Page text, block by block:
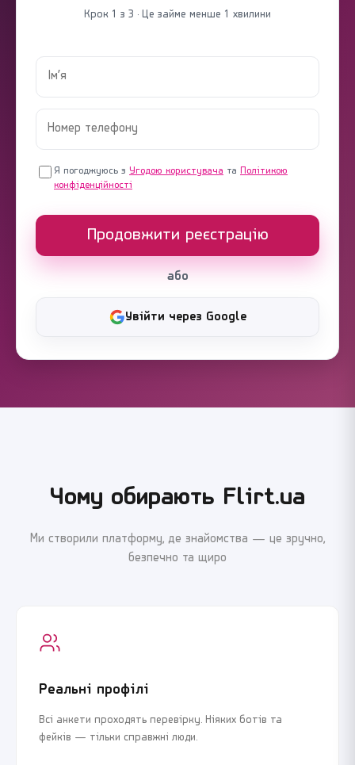
Крок 1 з 3 · Це займе менше 1 хвилини
Я погоджуюсь з Угодою користувача та Політикою
конфіденційності
Продовжити реєстрацію
або
Увійти через Google
Чому обирають Flirt.ua
Ми створили платформу, де знайомства — це зручно,
безпечно та щиро
Реальні профілі
Всі анкети проходять перевірку. Ніяких ботів та
фейків — тільки справжні люди.